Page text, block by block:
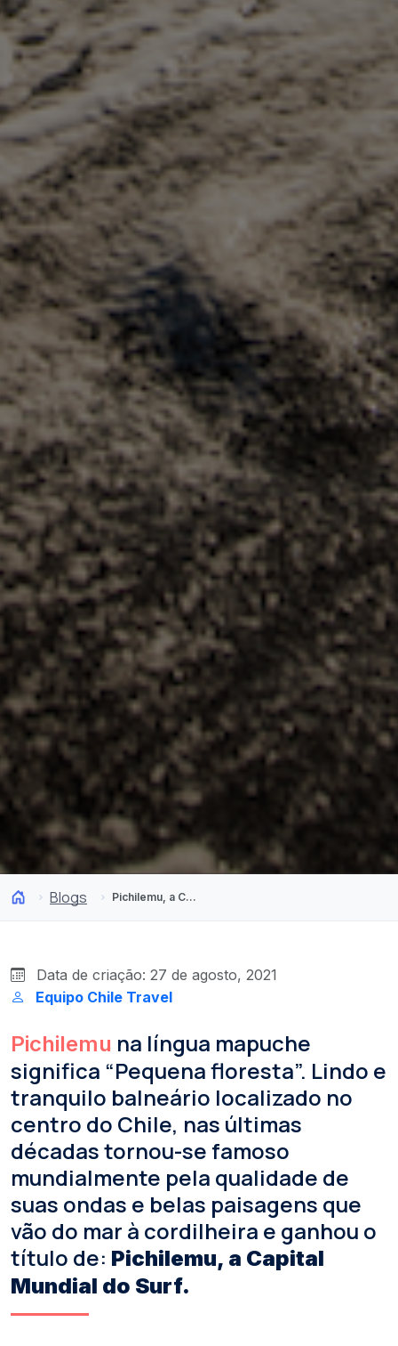
Blogs Pichilemu, a Capital Mundial do Surf
Data de criação: 27 de agosto, 2021
Equipo Chile Travel
Pichilemu na língua mapuche
significa “Pequena floresta”. Lindo e
tranquilo balneário localizado no
centro do Chile, nas últimas
décadas tornou-se famoso
mundialmente pela qualidade de
suas ondas e belas paisagens que
vão do mar à cordilheira e ganhou o
título de: Pichilemu, a Capital
Mundial do Surf.